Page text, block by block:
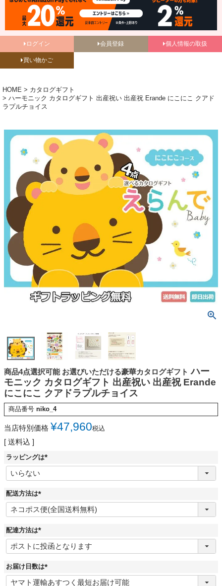
ログイン 会員登録 個人情報の取扱
買い物かご
HOME
カタログギフト
ハーモニック カタログギフト 出産祝い 出産祝 Erande にこにこ クアド
ラプルチョイス
商品4点選択可能 お選びいただける豪華カタログギフト ハー
モニック カタログギフト 出産祝い 出産祝 Erande
にこにこ クアドラプルチョイス
商品番号 niko_4
当店特別価格 ¥47,960税込
送料込
ラッピングは
(
須
配送方法は
(
必
須
配達方法は
(
必
須
お届け日数は
(
必